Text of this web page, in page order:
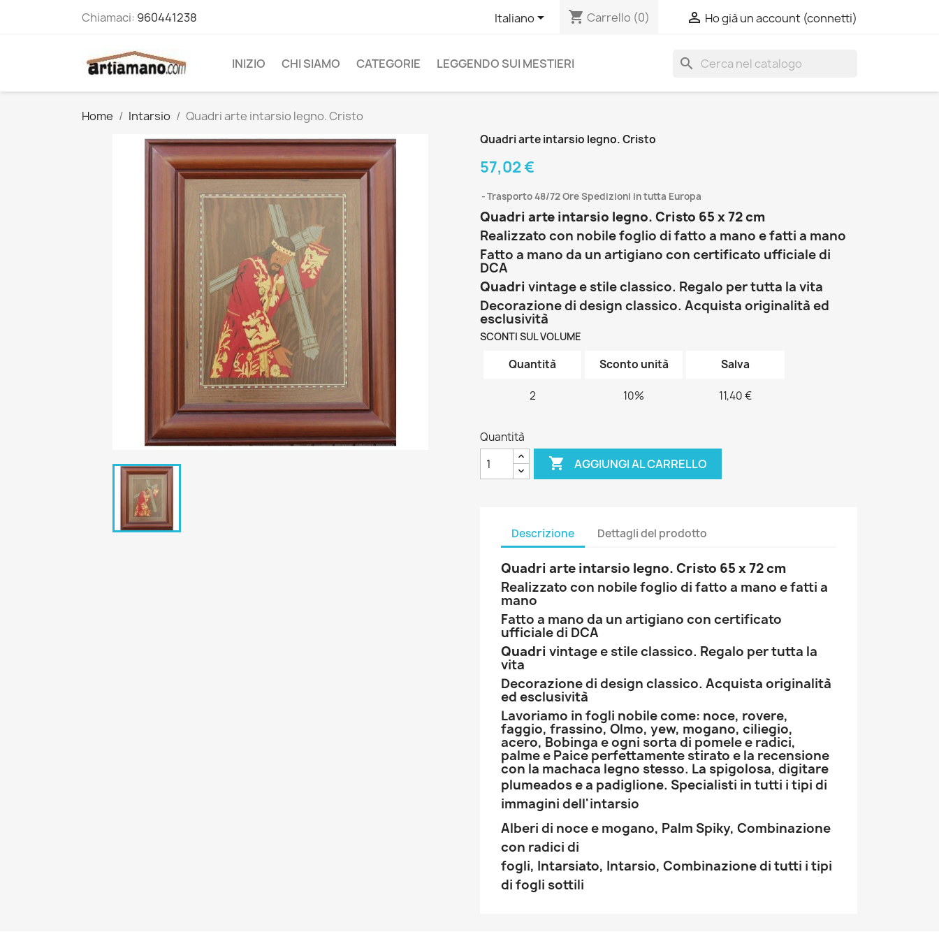
Chiamaci: 960441238 Italiano shopping_cart Carrello (0)  Ho già un account (connetti)
INIZIO CHI SIAMO CATEGORIE LEGGENDO SUI MESTIERI search
Home Intarsio Quadri arte intarsio legno. Cristo
Quadri arte intarsio legno. Cristo
57,02 €
Trasporto 48/72 Ore Spedizioni in tutta Europa
Quadri arte intarsio legno. Cristo 65 x 72 cm
Realizzato con nobile foglio di fatto a mano e fatti a mano
Fatto a mano da un artigiano con certificato ufficiale di
DCA
Quadri vintage e stile classico. Regalo per tutta la vita
Decorazione di design classico. Acquista originalità ed
esclusività
SCONTI SUL VOLUME
Quantità Sconto unità Salva
2 10% 11,40 €
Quantità
 AGGIUNGI AL CARRELLO
Descrizione Dettagli del prodotto
Quadri arte intarsio legno. Cristo 65 x 72 cm
Realizzato con nobile foglio di fatto a mano e fatti a
mano
Fatto a mano da un artigiano con certificato
ufficiale di DCA
Quadri vintage e stile classico. Regalo per tutta la
vita
Decorazione di design classico. Acquista originalità
ed esclusività
Lavoriamo in fogli nobile come: noce, rovere,
faggio, frassino, Olmo, yew, mogano, ciliegio,
acero, Bobinga e ogni sorta di pomele e radici,
palme e Paice perfettamente stirato e la recensione
con la machaca legno stesso. La spigolosa, digitare
plumeados e a padiglione. Specialisti in tutti i tipi di
immagini dell'intarsio
Alberi di noce e mogano, Palm Spiky, Combinazione
con radici di
fogli, Intarsiato, Intarsio, Combinazione di tutti i tipi
di fogli sottili